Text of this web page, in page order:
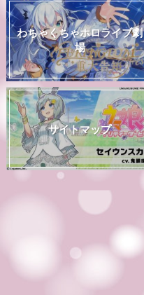
わちゃくちゃホロライブ劇
場
サイトマップ